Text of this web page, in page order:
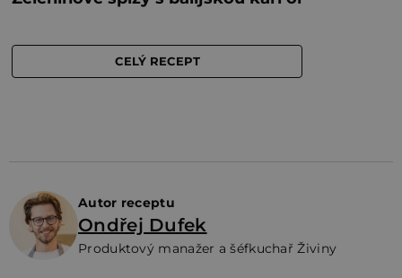
Autor receptu
Ondřej Dufek
Produktový manažer a šéfkuchař Živiny